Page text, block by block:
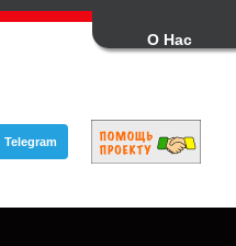
О Нас
Telegram